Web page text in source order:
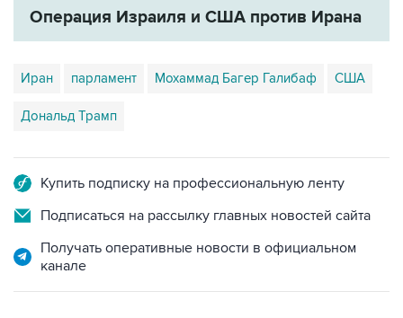
Операция Израиля и США против Ирана
Иран парламент Мохаммад Багер Галибаф США
Дональд Трамп
Купить подписку на профессиональную ленту
Подписаться на рассылку главных новостей сайта
Получать оперативные новости в официальном
канале